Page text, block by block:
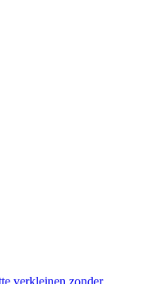
verkleinen zonder